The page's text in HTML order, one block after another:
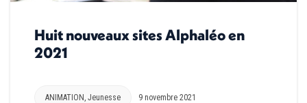
Huit nouveaux sites Alphaléo en
2021
ANIMATION Jeunesse 9 novembre 2021